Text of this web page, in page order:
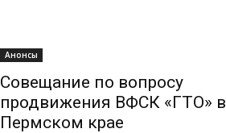
Анонсы
Совещание по вопросу
продвижения ВФСК «ГТО» в
Пермском крае